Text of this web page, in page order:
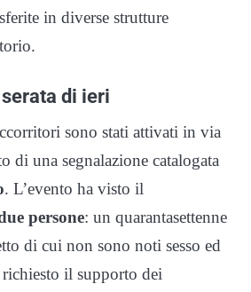
in diverse strutture
di ieri
sono stati attivati in via
di una segnalazione catalogata
. L’evento ha visto il
persone: un quarantasettenne
di cui non sono noti sesso ed
il supporto dei